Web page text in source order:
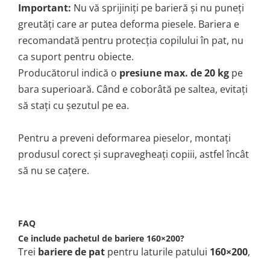
Important: Nu vă sprijiniți pe barieră și nu puneți
greutăți care ar putea deforma piesele. Bariera e
recomandată pentru protecția copilului în pat, nu
ca suport pentru obiecte.
Producătorul indică o presiune max. de 20 kg pe
bara superioară. Când e coborâtă pe saltea, evitați
să stați cu șezutul pe ea.
Pentru a preveni deformarea pieselor, montați
produsul corect și supravegheați copiii, astfel încât
să nu se cațere.
FAQ
Ce include pachetul de bariere 160×200?
Trei bariere de pat pentru laturile patului 160×200,